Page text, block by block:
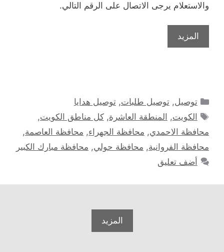
والاستعلام يرجى الاتصال على الرقم التالي.
المزيد
التصنيفات
توصيل,توصيل طلبات,توصيل هدايا
الوسوم
الكويت, المنطقة العاشرة,كل مناطق الكويت,
محافظة الاحمدي, محافظة الجهراء, محافظة العاصمة,
محافظة الفروانية, محافظة حولي, محافظة مبارك الكبير
أضف تعليق
المزيد